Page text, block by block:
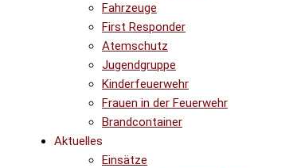
Fahrzeuge
First Responder
Atemschutz
Jugendgruppe
Kinderfeuerwehr
Frauen in der Feuerwehr
Brandcontainer
Aktuelles
Einsätze